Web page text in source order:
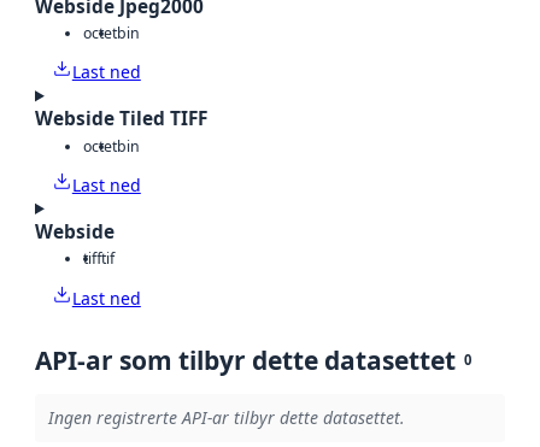
Webside Jpeg2000
octetbin
Last ned
Webside Tiled TIFF
octetbin
Last ned
Webside
tifftif
Last ned
API-ar som tilbyr dette datasettet 0
Ingen registrerte API-ar tilbyr dette datasettet.